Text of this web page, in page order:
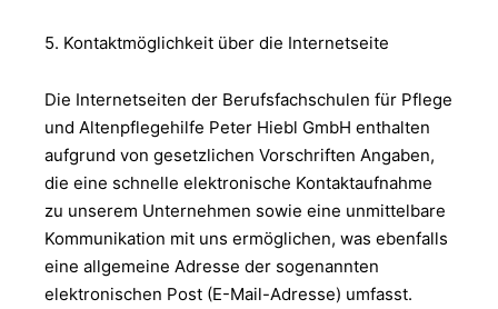
5. Kontaktmöglichkeit über die Internetseite
Die Internetseiten der Berufsfachschulen für Pflege
und Altenpflegehilfe Peter Hiebl GmbH enthalten
aufgrund von gesetzlichen Vorschriften Angaben,
die eine schnelle elektronische Kontaktaufnahme
zu unserem Unternehmen sowie eine unmittelbare
Kommunikation mit uns ermöglichen, was ebenfalls
eine allgemeine Adresse der sogenannten
elektronischen Post (E-Mail-Adresse) umfasst.